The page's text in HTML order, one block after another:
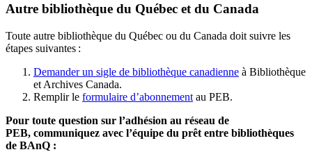
Autre bibliothèque du Québec et du Canada
Toute autre bibliothèque du Québec ou du Canada doit suivre les
étapes suivantes :
Demander un sigle de bibliothèque canadienne à Bibliothèque
et Archives Canada.
Remplir le formulaire d’abonnement au PEB.
Pour toute question sur l’adhésion au réseau de
PEB, communiquez avec l’équipe du prêt entre bibliothèques
de BAnQ :